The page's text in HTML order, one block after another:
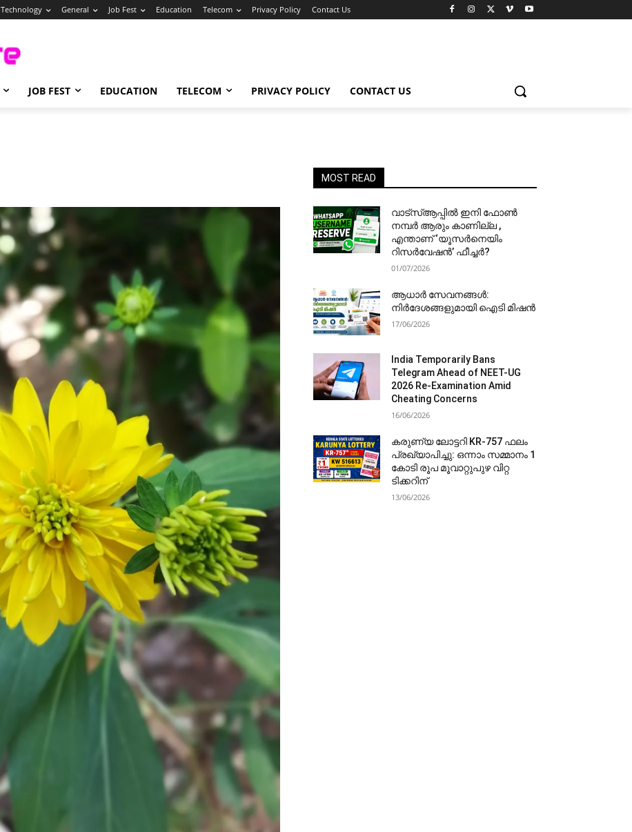
Technology General Job Fest Education Telecom Privacy Policy Contact Us
JOB FEST EDUCATION TELECOM PRIVACY POLICY CONTACT US
MOST READ
വാട്‌സ്ആപ്പിൽ ഇനി ഫോൺ
നമ്പർ ആരും കാണില്ല ,
എന്താണ് ‘യൂസർനെയിം
റിസർവേഷൻ’ ഫീച്ചർ?
01/07/2026
ആധാർ സേവനങ്ങൾ:
നിർദേശങ്ങളുമായി ഐടി മിഷൻ
17/06/2026
India Temporarily Bans
Telegram Ahead of NEET-UG
2026 Re-Examination Amid
Cheating Concerns
16/06/2026
കരുണ്യ ലോട്ടറി KR-757 ഫലം
പ്രഖ്യാപിച്ചു: ഒന്നാം സമ്മാനം 1
കോടി രൂപ മൂവാറ്റുപുഴ വിറ്റ
ടിക്കറിന്
13/06/2026